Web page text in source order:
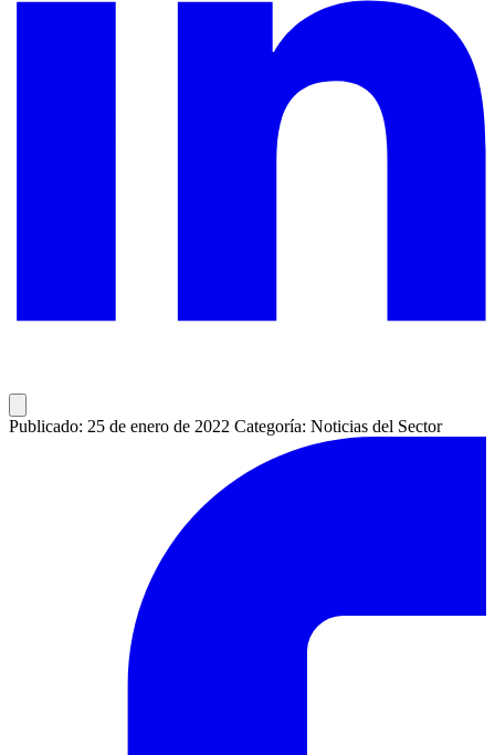
Publicado: 25 de enero de 2022 Categoría: Noticias del Sector